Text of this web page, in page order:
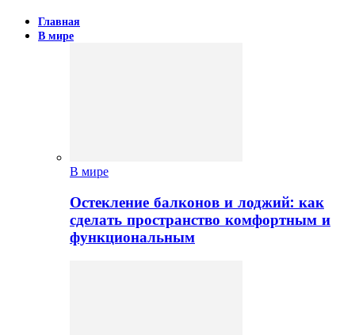
Главная
В мире
В мире
Остекление балконов и лоджий: как
сделать пространство комфортным и
функциональным